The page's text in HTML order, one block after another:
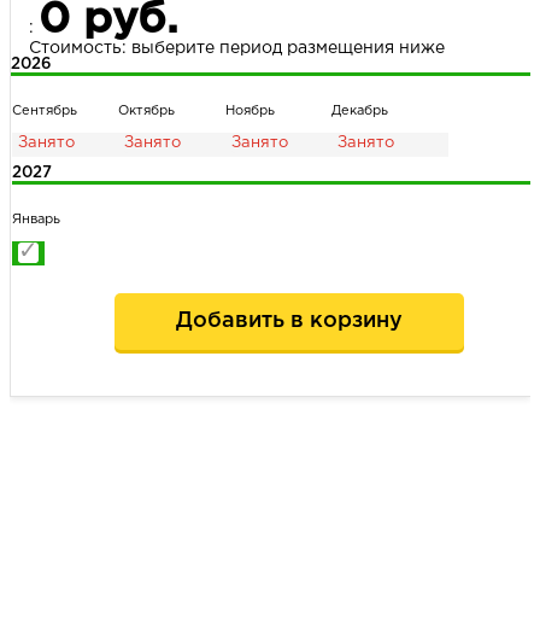
: 0 руб.
Стоимость: выберите период размещения ниже
2026
Сентябрь Октябрь Ноябрь Декабрь
2027
Январь
Добавить в корзину